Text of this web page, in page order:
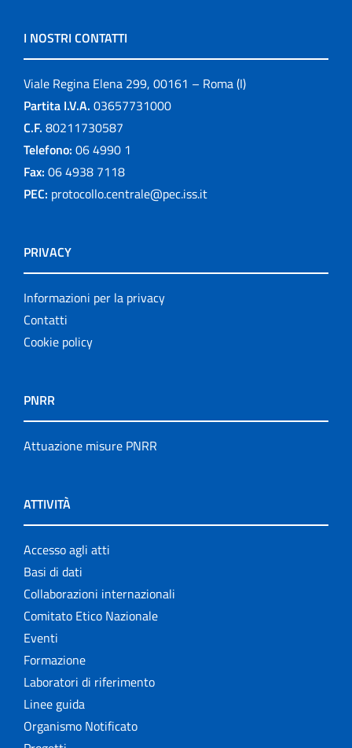
I NOSTRI CONTATTI
Viale Regina Elena 299, 00161 – Roma (I)
Partita I.V.A. 03657731000
C.F. 80211730587
Telefono: 06 4990 1
Fax: 06 4938 7118
PEC: protocollo.centrale@pec.iss.it
PRIVACY
Informazioni per la privacy
Contatti
Cookie policy
PNRR
Attuazione misure PNRR
ATTIVITÀ
Accesso agli atti
Basi di dati
Collaborazioni internazionali
Comitato Etico Nazionale
Eventi
Formazione
Laboratori di riferimento
Linee guida
Organismo Notificato